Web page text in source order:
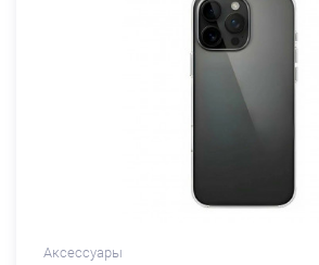
Аксессуары